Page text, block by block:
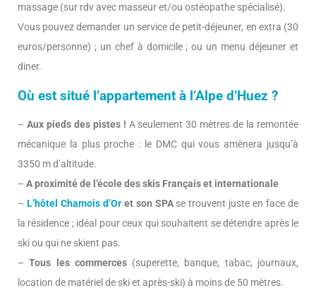
massage (sur rdv avec masseur et/ou ostéopathe spécialisé).
Vous pouvez demander un service de petit-déjeuner, en extra (30
euros/personne) ; un chef à domicile ; ou un menu déjeuner et
diner.
Où est situé l’appartement à l’Alpe d’Huez ?
– Aux pieds des pistes ! A seulement 30 mètres de la remontée
mécanique la plus proche : le DMC qui vous amènera jusqu’à
3350 m d’altitude.
– A proximité de l’école des skis Français et internationale
– L’hôtel Chamois d’Oret son SPAse trouvent juste en face de
la résidence ; idéal pour ceux qui souhaitent se détendre après le
ski ou qui ne skient pas.
–Tous les commerces(superette, banque, tabac, journaux,
location de matériel de ski et après-ski) à moins de 50 mètres.